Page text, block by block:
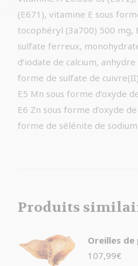
(E671), vitamine E sous
tocophéryl (3a700) 500 mg,
sulfate ferreux,
d’iodate de calcium, anhydre
forme de sulfate de
E5 Mn sous forme d’oxyde
E6 Zn sous forme d’oxyde
forme de sélénite de sodium
Produits
Oreilles
107,99€